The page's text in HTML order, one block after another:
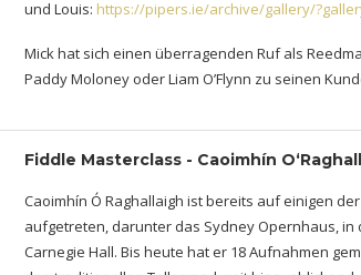
und Louis: https://pipers.ie/archive/gallery/
Mick hat sich einen überragenden Ruf als
Paddy Moloney oder Liam O’Flynn zu seinen
Fiddle Masterclass - Caoimhín
Caoimhín Ó Raghallaigh ist bereits auf einigen
aufgetreten, darunter das Sydney Opernhaus, in
Carnegie Hall. Bis heute hat er 18 Aufnahmen